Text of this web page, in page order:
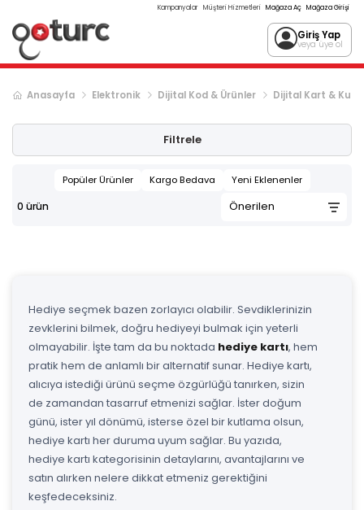
Kampanyalar Müşteri Hizmetleri Mağaza Aç Mağaza Girişi
Giriş Yap
veya üye ol
Anasayfa Elektronik Dijital Kod & Ürünler Dijital Kart &
Filtrele
Popüler Ürünler Kargo Bedava Yeni Eklenenler
0 ürün
Hediye seçmek bazen zorlayıcı olabilir. Sevdiklerinizin
zevklerini bilmek, doğru hediyeyi bulmak için yeterli
olmayabilir. İşte tam da bu noktada hediye kartı, hem
pratik hem de anlamlı bir alternatif sunar. Hediye kartı,
alıcıya istediği ürünü seçme özgürlüğü tanırken, sizin
de zamandan tasarruf etmenizi sağlar. İster doğum
günü, ister yıl dönümü, isterse özel bir kutlama olsun,
hediye kartı her duruma uyum sağlar. Bu yazıda,
hediye kartı kategorisinin detaylarını, avantajlarını ve
satın alırken nelere dikkat etmeniz gerektiğini
keşfedeceksiniz.